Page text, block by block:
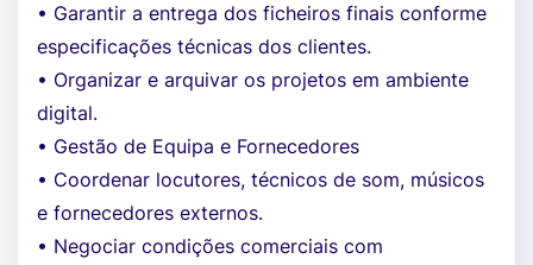
• Garantir a entrega dos ficheiros finais conforme
especificações técnicas dos clientes.
• Organizar e arquivar os projetos em ambiente
digital.
• Gestão de Equipa e Fornecedores
• Coordenar locutores, técnicos de som, músicos
e fornecedores externos.
• Negociar condições comerciais com